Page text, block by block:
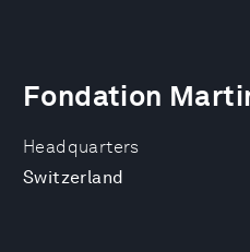
Headquarters
Switzerland
Fondation